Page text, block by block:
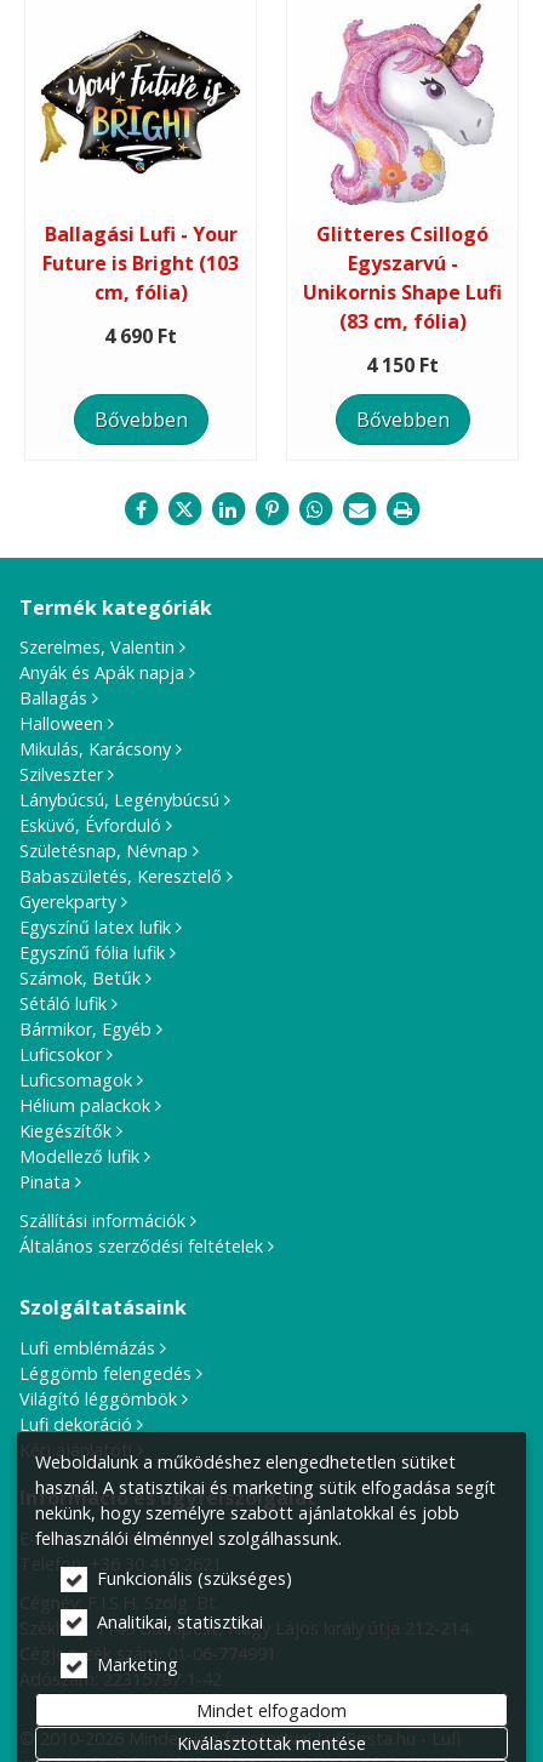
Ballagási Lufi - Your
Future is Bright (103
cm, fólia)
4 690 Ft
Bővebben
Glitteres Csillogó
Egyszarvú -
Unikornis Shape Lufi
(83 cm, fólia)
4 150 Ft
Bővebben
Termék kategóriák
Szerelmes, Valentin
Anyák és Apák napja
Ballagás
Halloween
Mikulás, Karácsony
Szilveszter
Lánybúcsú, Legénybúcsú
Esküvő, Évforduló
Születésnap, Névnap
Babaszületés, Keresztelő
Gyerekparty
Egyszínű latex lufik
Egyszínű fólia lufik
Számok, Betűk
Sétáló lufik
Bármikor, Egyéb
Luficsokor
Luficsomagok
Hélium palackok
Kiegészítők
Modellező lufik
Pinata
Szállítási információk
Általános szerződési feltételek
Szolgáltatásaink
Lufi emblémázás
Léggömb felengedés
Világító léggömbök
Lufi dekoráció
Kérj ajánlatot!
Információ és ügyfélszolgálat
E-mail cím:info@lufiposta.hu
Telefon:+36 30 419 2621
Cégnév: F.I.S.H. Szolg. Bt.
Székhely: 1149 Budapest, Nagy Lajos király útja 212-214.
Cégjegyzék szám: 01-06-774991
Adószám: 22315797-1-42
© 2010-2026 Minden jog fenntartva! LufiPosta.hu - Lufi
Weboldalunk a működéshez elengedhetetlen sütiket
használ. A statisztikai és marketing sütik elfogadása segít
nekünk, hogy személyre szabott ajánlatokkal és jobb
felhasználói élménnyel szolgálhassunk.
Funkcionális (szükséges)
Analitikai, statisztikai
Marketing
Mindet elfogadom
Kiválasztottak mentése